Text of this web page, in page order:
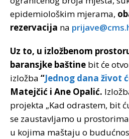
epidemiološkim mjerama,
rezervacija na
Uz to, u izložbenom
baransjke baštine bit će
izložba “Jednog dana život
Matejčić i Ane Opalić.
projekta „Kad odrastem, bit
se zaustavljamo u
u kojima maštaju o